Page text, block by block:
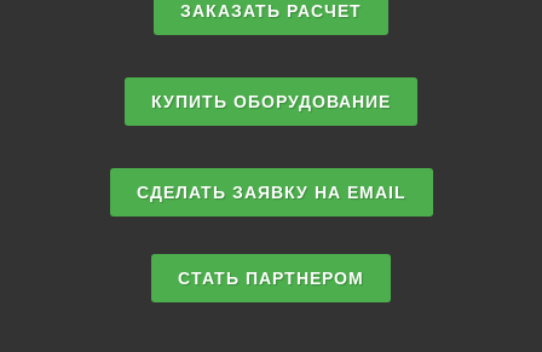
ЗАКАЗАТЬ РАСЧЕТ
КУПИТЬ ОБОРУДОВАНИЕ
СДЕЛАТЬ ЗАЯВКУ НА EMAIL
СТАТЬ ПАРТНЕРОМ